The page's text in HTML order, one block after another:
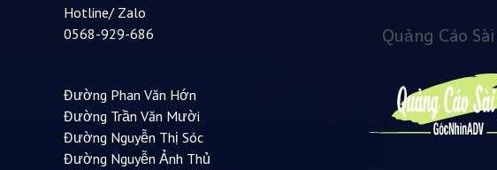
Hotline/ Zalo
0568-929-686
Đường Phan Văn Hớn
Đường Trần Văn Mười
Đường Nguyễn Thị Sóc
Đường Nguyễn Ảnh Thủ
Quảng Cáo